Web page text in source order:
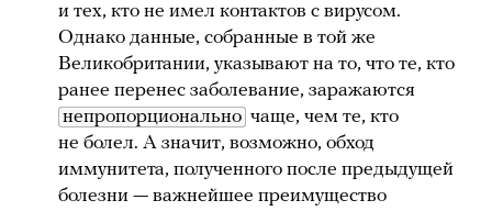
и тех, кто не имел контактов с вирусом.
Однако данные, собранные в той же
Великобритании, указывают на то, что те, кто
ранее перенес заболевание, заражаются
непропорционально чаще, чем те, кто
не болел. А значит, возможно, обход
иммунитета, полученного после предыдущей
болезни — важнейшее преимущество